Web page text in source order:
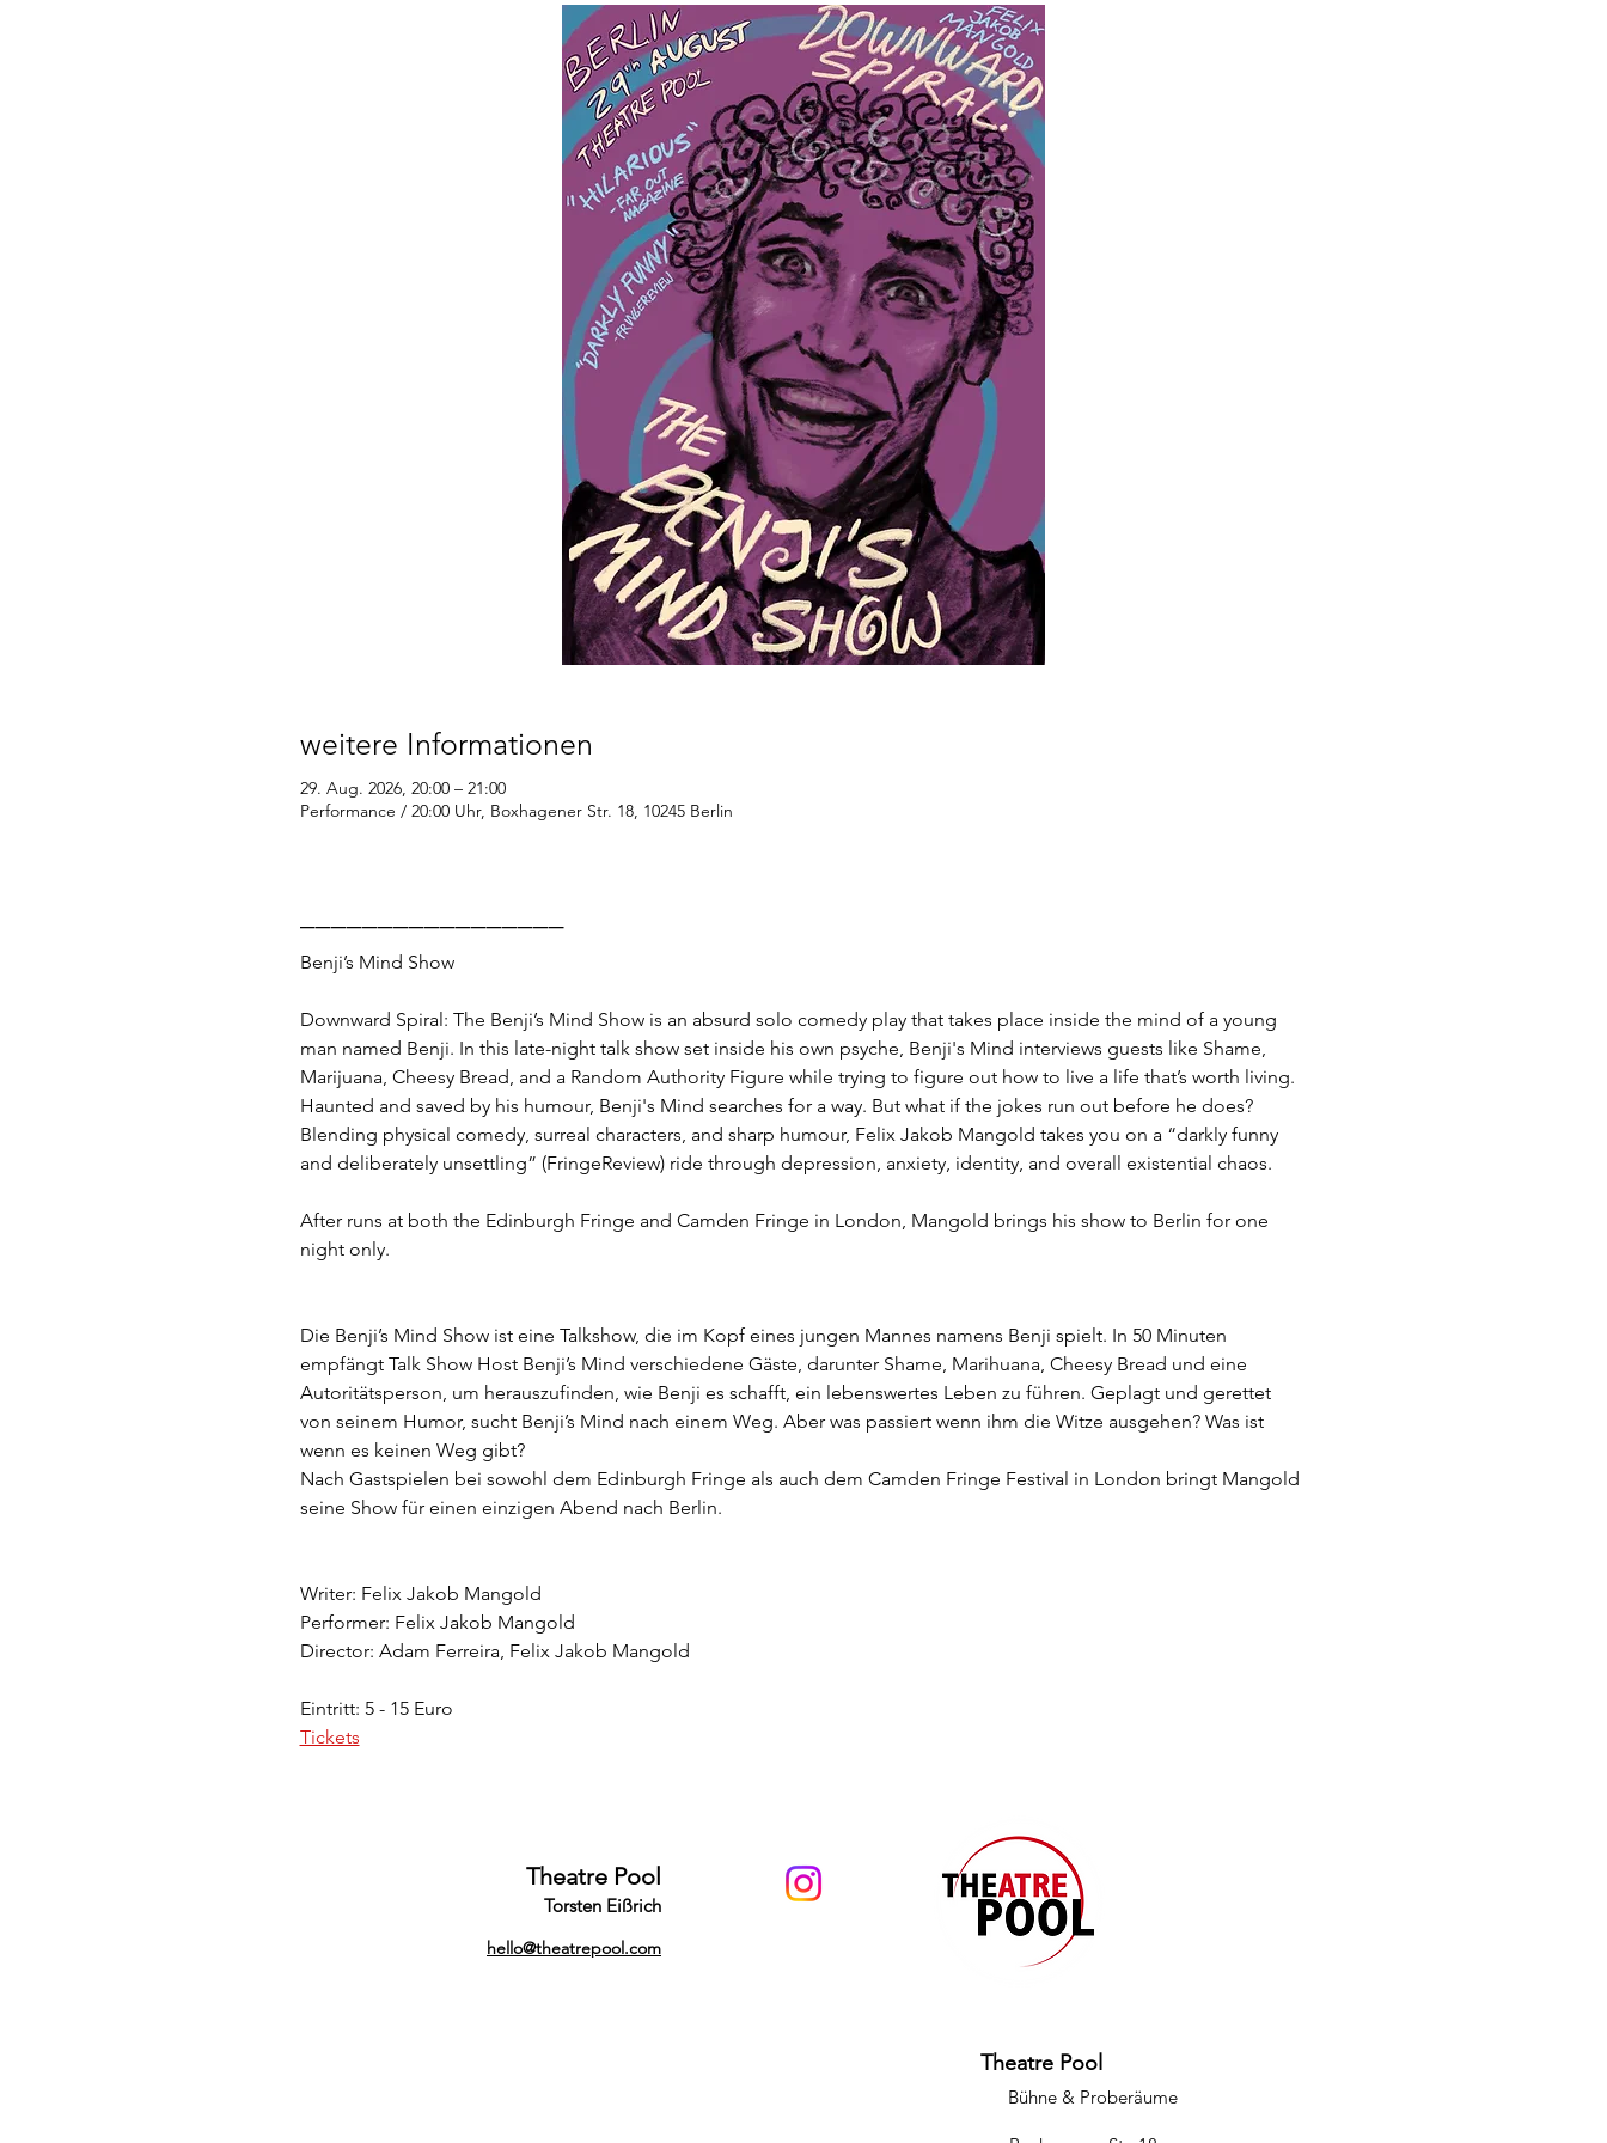
weitere Informationen
29. Aug. 2026, 20:00 – 21:00
Performance / 20:00 Uhr, Boxhagener Str. 18, 10245 Berlin
Benji’s Mind Show
Downward Spiral: The Benji’s Mind Show is an absurd solo comedy play that takes place inside the mind of a young
man named Benji. In this late-night talk show set inside his own psyche, Benji's Mind interviews guests like Shame,
Marijuana, Cheesy Bread, and a Random Authority Figure while trying to figure out how to live a life that’s worth living.
Haunted and saved by his humour, Benji's Mind searches for a way. But what if the jokes run out before he does?
Blending physical comedy, surreal characters, and sharp humour, Felix Jakob Mangold takes you on a “darkly funny
and deliberately unsettling” (FringeReview) ride through depression, anxiety, identity, and overall existential chaos.
After runs at both the Edinburgh Fringe and Camden Fringe in London, Mangold brings his show to Berlin for one
night only.
Die Benji’s Mind Show ist eine Talkshow, die im Kopf eines jungen Mannes namens Benji spielt. In 50 Minuten
empfängt Talk Show Host Benji’s Mind verschiedene Gäste, darunter Shame, Marihuana, Cheesy Bread und eine
Autoritätsperson, um herauszufinden, wie Benji es schafft, ein lebenswertes Leben zu führen. Geplagt und gerettet
von seinem Humor, sucht Benji’s Mind nach einem Weg. Aber was passiert wenn ihm die Witze ausgehen? Was ist
wenn es keinen Weg gibt?
Nach Gastspielen bei sowohl dem Edinburgh Fringe als auch dem Camden Fringe Festival in London bringt Mangold
seine Show für einen einzigen Abend nach Berlin.
Writer: Felix Jakob Mangold
Performer: Felix Jakob Mangold
Director: Adam Ferreira, Felix Jakob Mangold
Eintritt: 5 - 15 Euro
Tickets
Theatre Pool
Torsten Eißrich
hello@theatrepool.com
Theatre Pool
Bühne & Proberäume